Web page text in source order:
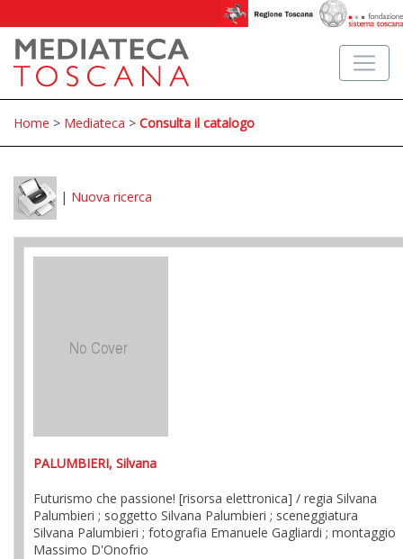
Home > Mediateca > Consulta il catalogo
| Nuova ricerca
PALUMBIERI, Silvana
Futurismo che passione! [risorsa elettronica] / regia Silvana
Palumbieri ; soggetto Silvana Palumbieri ; sceneggiatura
Silvana Palumbieri ; fotografia Emanuele Gagliardi ; montaggio
Massimo D'Onofrio